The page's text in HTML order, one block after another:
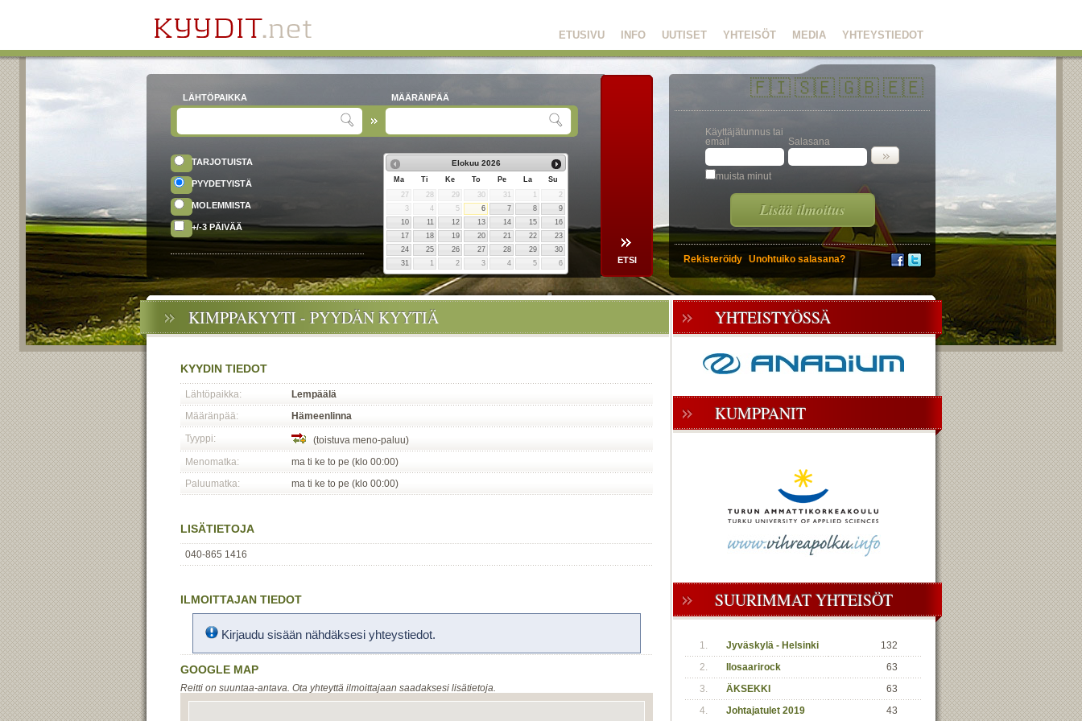
YHTEYSTIEDOT
MEDIA
YHTEISÖT
UUTISET
INFO
ETUSIVU
LÄHTÖPAIKKA MÄÄRÄNPÄÄ
TARJOTUISTA
PYYDETYISTÄ
MOLEMMISTA
+/-3 PÄIVÄÄ
Elokuu 2026
Ma Ti Ke To Pe La
Su
27
28 29 30 31
2
3
4 5 6 7 8
9
10
11 12 13 14 15
16
17
18 19 20 21 22
23
24
25 26 27 28 29
30
31
1 2 3 4 5 6
🇫🇮🇸🇪🇬🇧🇪🇪
Käyttäjätunnus tai
email
Salasana
muista minut
Lisää ilmoitus
Rekisteröidy Unohtuiko salasana?
KIMPPAKYYTI - PYYDÄN KYYTIÄ
KYYDIN TIEDOT
Lähtöpaikka:
Lempäälä
Määränpää:
Hämeenlinna
Tyyppi:
(toistuva meno-paluu)
Menomatka:
ma ti ke to pe (klo 00:00)
Paluumatka:
ma ti ke to pe (klo 00:00)
LISÄTIETOJA
040-865 1416
ILMOITTAJAN TIEDOT
Kirjaudu sisään nähdäksesi yhteystiedot.
GOOGLE MAP
Reitti on suuntaa-antava. Ota yhteyttä ilmoittajaan saadaksesi lisätietoja.
YHTEISTYÖSSÄ
KUMPPANIT
SUURIMMAT YHTEISÖT
1. Jyväskylä - Helsinki
132
2.
Ilosaarirock
63
3.
ÄKSEKKI
63
4.
Johtajatulet 2019
43